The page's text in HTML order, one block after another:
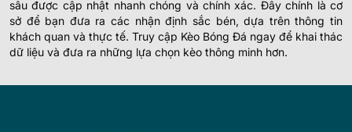
sâu được cập nhật nhanh chóng và chính xác. Đây chính là cơ
sở để bạn đưa ra các nhận định sắc bén, dựa trên thông tin
khách quan và thực tế. Truy cập Kèo Bóng Đá ngay để khai thác
dữ liệu và đưa ra những lựa chọn kèo thông minh hơn.